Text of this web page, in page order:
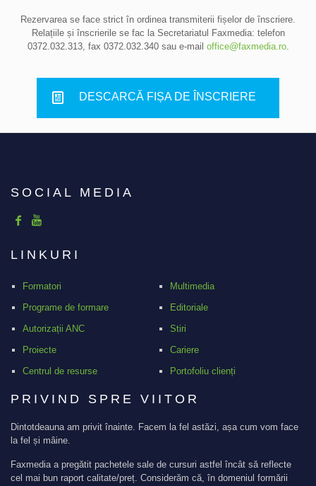
Rezervarea se face strict în ordinea transmiterii fișelor de înscriere.
Relațiile și înscrierile se fac la Secretariatul Faxmedia: telefon
0372.032.313, fax 0372.032.340 sau e-mail office@faxmedia.ro.
DESCARCĂ FIȘA DE ÎNSCRIERE
SOCIAL MEDIA
LINKURI
Formatori
Programe de formare
Autorizații ANC
Proiecte
Centrul de resurse
Multimedia
Editoriale
Stiri
Cariere
Portofoliu clienți
PRIVIND SPRE VIITOR
Dintotdeauna am privit înainte. Facem la fel astăzi, așa cum vom face
la fel și mâine.
Faxmedia a pregătit pachetele sale de cursuri astfel încât să reflecte
cel mai bun raport calitate/preț. Considerăm că, în domeniul formării